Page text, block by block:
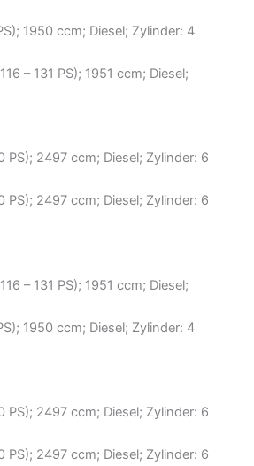
1950 ccm; Diesel; Zylinder: 4
– 131 PS); 1951 ccm; Diesel;
PS); 2497 ccm; Diesel; Zylinder: 6
PS); 2497 ccm; Diesel; Zylinder: 6
– 131 PS); 1951 ccm; Diesel;
1950 ccm; Diesel; Zylinder: 4
PS); 2497 ccm; Diesel; Zylinder: 6
PS); 2497 ccm; Diesel; Zylinder: 6